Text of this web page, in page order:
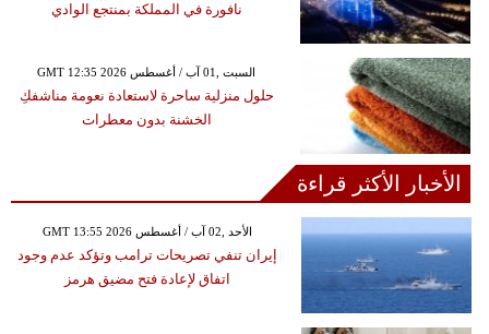
نافورة في المملكة بمنتجع الوادي
GMT 12:35 2026 السبت ,01 آب / أغسطس
حلول منزلية ساحرة لاستعادة نعومة مناشفكِ
الخشنة بدون معطرات
الأخبار الأكثر قراءة
GMT 13:55 2026 الأحد ,02 آب / أغسطس
إيران تنفي تصريحات ترامب وتؤكد عدم وجود
اتفاق لإعادة فتح مضيق هرمز